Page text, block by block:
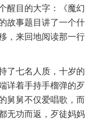
醒目的大字：《魔幻
故事题目讲了一个什
，来回地阅读那一行
了七名人质，十岁的
详着手持手榴弹的歹
舅舅不仅爱唱歌，而
无功而返，歹徒妈妈